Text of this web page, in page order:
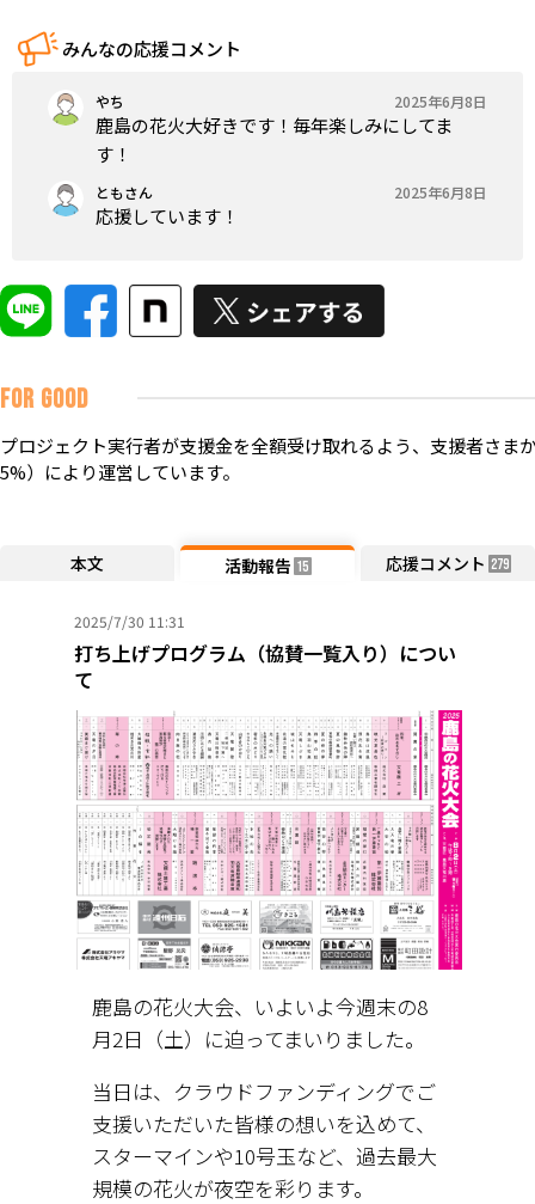
みんなの応援コメント
やち 2025年6月8日
鹿島の花火大好きです！毎年楽しみにしてま
す！
ともさん 2025年6月8日
応援しています！
FOR GOOD
プロジェクト実行者が支援金を全額受け取れるよう、支援者さま
5%）により運営しています。
本文 活動報告 15 応援コメント 279
2025/7/30 11:31
打ち上げプログラム（協賛一覧入り）につい
て
鹿島の花火大会、いよいよ今週末の8
月2日（土）に迫ってまいりました。
当日は、クラウドファンディングでご
支援いただいた皆様の想いを込めて、
スターマインや10号玉など、過去最大
規模の花火が夜空を彩ります。